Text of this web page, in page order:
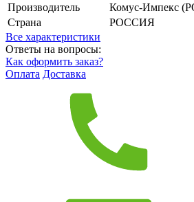
Производитель
Комус-Импекс
Страна
РОССИЯ
Все характеристики
Ответы на вопросы:
Как оформить заказ?
Оплата Доставка